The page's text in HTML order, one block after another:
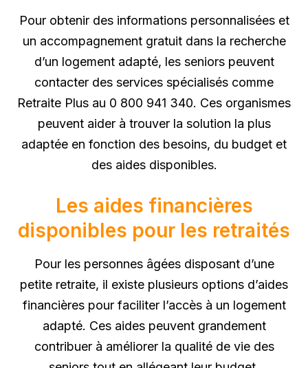
Pour obtenir des informations personnalisées et
un accompagnement gratuit dans la recherche
d’un logement adapté, les seniors peuvent
contacter des services spécialisés comme
Retraite Plus au 0 800 941 340. Ces organismes
peuvent aider à trouver la solution la plus
adaptée en fonction des besoins, du budget et
des aides disponibles.
Les aides financières
disponibles pour les retraités
Pour les personnes âgées disposant d’une
petite retraite, il existe plusieurs options d’aides
financières pour faciliter l’accès à un logement
adapté. Ces aides peuvent grandement
contribuer à améliorer la qualité de vie des